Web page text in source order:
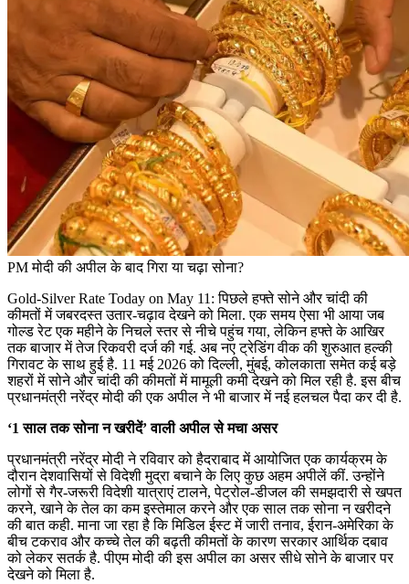
PM मोदी की अपील के बाद गिरा या चढ़ा सोना?
Gold-Silver Rate Today on May 11: पिछले हफ्ते सोने और चांदी की
कीमतों में जबरदस्त उतार-चढ़ाव देखने को मिला. एक समय ऐसा भी आया जब
गोल्ड रेट एक महीने के निचले स्तर से नीचे पहुंच गया, लेकिन हफ्ते के आखिर
तक बाजार में तेज रिकवरी दर्ज की गई. अब नए ट्रेडिंग वीक की शुरुआत हल्की
गिरावट के साथ हुई है. 11 मई 2026 को दिल्ली, मुंबई, कोलकाता समेत कई बड़े
शहरों में सोने और चांदी की कीमतों में मामूली कमी देखने को मिल रही है. इस बीच
प्रधानमंत्री नरेंद्र मोदी की एक अपील ने भी बाजार में नई हलचल पैदा कर दी है.
‘1 साल तक सोना न खरीदें’ वाली अपील से मचा असर
प्रधानमंत्री नरेंद्र मोदी ने रविवार को हैदराबाद में आयोजित एक कार्यक्रम के
दौरान देशवासियों से विदेशी मुद्रा बचाने के लिए कुछ अहम अपीलें कीं. उन्होंने
लोगों से गैर-जरूरी विदेशी यात्राएं टालने, पेट्रोल-डीजल की समझदारी से खपत
करने, खाने के तेल का कम इस्तेमाल करने और एक साल तक सोना न खरीदने
की बात कही. माना जा रहा है कि मिडिल ईस्ट में जारी तनाव, ईरान-अमेरिका के
बीच टकराव और कच्चे तेल की बढ़ती कीमतों के कारण सरकार आर्थिक दबाव
को लेकर सतर्क है. पीएम मोदी की इस अपील का असर सीधे सोने के बाजार पर
देखने को मिला है.